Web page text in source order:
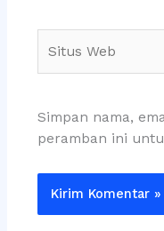
Web
Simpan nama,
peramban ini